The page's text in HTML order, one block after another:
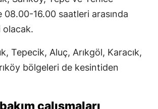
08.00-16.00 saatleri arasında
olacak.
Tepecik, Aluç, Arıkgöl, Karacık,
bölgeleri de kesintiden
çalışmaları